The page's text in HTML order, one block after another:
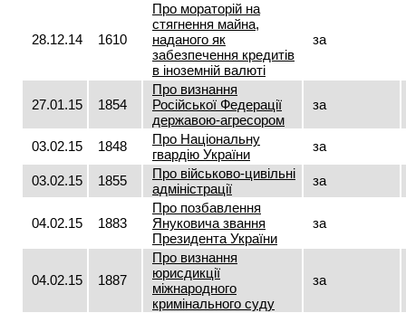
28.12.14 1610
Про мораторій на
стягнення майна,
наданого як
забезпечення кредитів
в іноземній валюті
за
27.01.15 1854
Про визнання
Російської Федерації
державою-агресором
за
03.02.15 1848
Про Національну
гвардію України
за
03.02.15 1855
Про військово-цивільні
адміністрації
за
04.02.15 1883
Про позбавлення
Януковича звання
Президента України
за
04.02.15 1887
Про визнання
юрисдикції
міжнародного
кримінального суду
за